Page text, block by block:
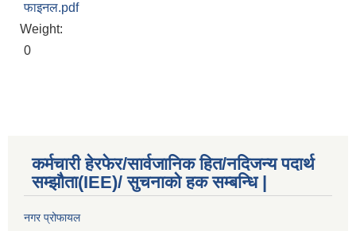
फाइनल.pdf
Weight:
0
कर्मचारी हेरफेर/सार्वजानिक हित/नदिजन्य पदार्थ
सम्झौता(IEE)/ सुचनाको हक सम्बन्धि |
नगर प्रोफायल